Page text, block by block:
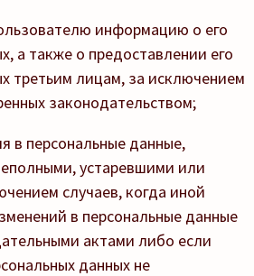
информацию о его
а также о предоставлении его
третьим лицам, за исключением
законодательством;
в персональные данные,
устаревшими или
случаев, когда иной
в персональные данные
актами либо если
данных не